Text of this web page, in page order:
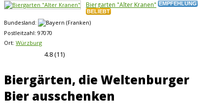
Biergarten "Alter Kranen" EMPFEHLUNG
BELIEBT
Bundesland:
Postleitzahl: 97070
Ort: Würzburg
4.8(11)
Biergärten, die Weltenburger
Bier ausschenken